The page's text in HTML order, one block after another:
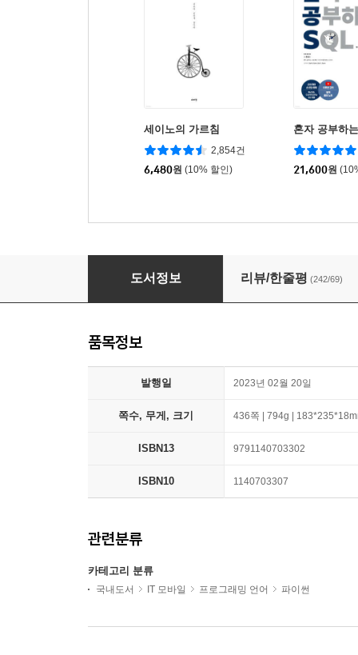
세이노의 가르침
2,854건
6,480원 (10% 할인)
혼자 공부하
21,600원
코딩 자율학습 나도코딩의 파이썬 입문
도서정보 리뷰/한줄평 (242/69)
품목정보
발행일 2023년 02월 20일
쪽수, 무게, 크기 436쪽 | 794g |
ISBN13 9791140703302
ISBN10 1140703307
관련분류
카테고리 분류
국내도서 IT 모바일 프로그래밍 언어 파이썬